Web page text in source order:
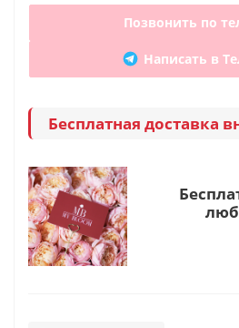
Позвонить по
Написать в
Бесплатная доставка